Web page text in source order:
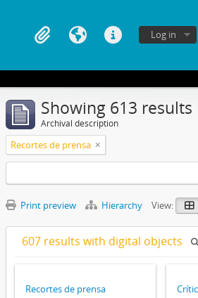
Log in
Showing 613 results
Archival description
Recortes de prensa
Print preview Hierarchy View:
607 results with digital objects
Recortes de prensa